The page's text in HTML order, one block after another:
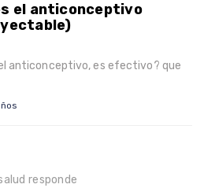
el anticonceptivo
anticonceptivo, es efectivo? que
responde